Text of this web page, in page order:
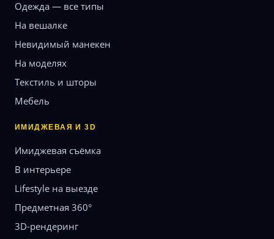
Одежда — все типы
На вешалке
Невидимый манекен
На моделях
Текстиль и шторы
Мебель
ИМИДЖЕВАЯ И 3D
Имиджевая съёмка
В интерьере
Lifestyle на выезде
Предметная 360°
3D-рендеринг